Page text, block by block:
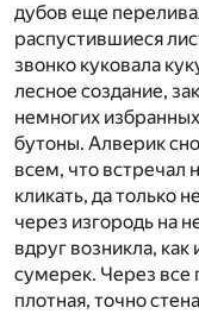
дубов еще
распустившиеся
звонко куковала
лесное создание,
немногих
бутоны. Алверик
всем, что встречал
кликать, да только
через изгородь на
вдруг возникла,
сумерек. Через все
плотная, точно